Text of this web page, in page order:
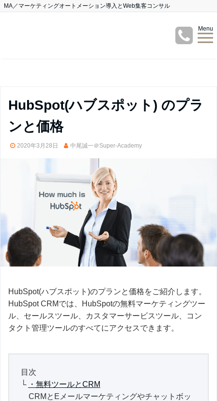
MA／マーケティングオートメーション導入とWeb集客コンサル
Menu
HubSpot(ハブスポット) のプラ
ンと価格
2020年3月28日 中尾誠一＠Super-Academy
HubSpot(ハブスポット)のプランと価格をご紹介します。
HubSpot CRMでは、HubSpotの無料マーケティングツー
ル、セールスツール、カスタマーサービスツール、コン
タクト管理ツールのすべてにアクセスできます。
目次
└ ・無料ツールとCRM
CRMとEメールマーケティングやチャットボッ